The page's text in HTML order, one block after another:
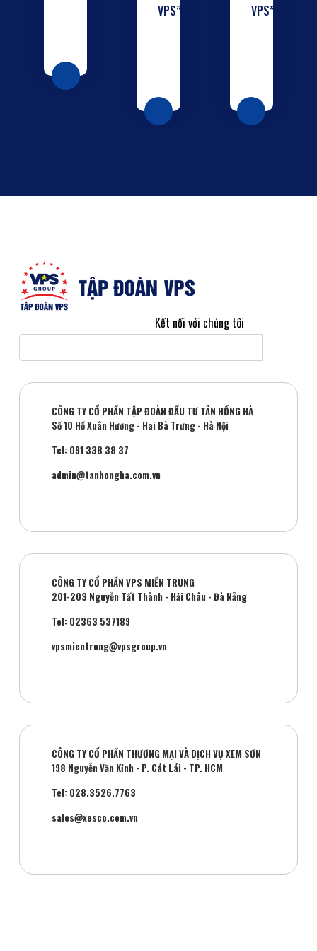
VPS”
VPS”
Kết nối với chúng tôi
CÔNG TY CỔ PHẦN TẬP ĐOÀN ĐẦU TƯ TÂN HỒNG HÀ
Số 10 Hồ Xuân Hương - Hai Bà Trưng - Hà Nội
Tel: 091 338 38 37
admin@tanhongha.com.vn
CÔNG TY CỔ PHẦN VPS MIỀN TRUNG
201-203 Nguyễn Tất Thành - Hải Châu - Đà Nẵng
Tel: 02363 537189
vpsmientrung@vpsgroup.vn
CÔNG TY CỔ PHẦN THƯƠNG MẠI VÀ DỊCH VỤ XEM SƠN
198 Nguyễn Văn Kỉnh - P. Cát Lái - TP. HCM
Tel: 028.3526.7763
sales@xesco.com.vn